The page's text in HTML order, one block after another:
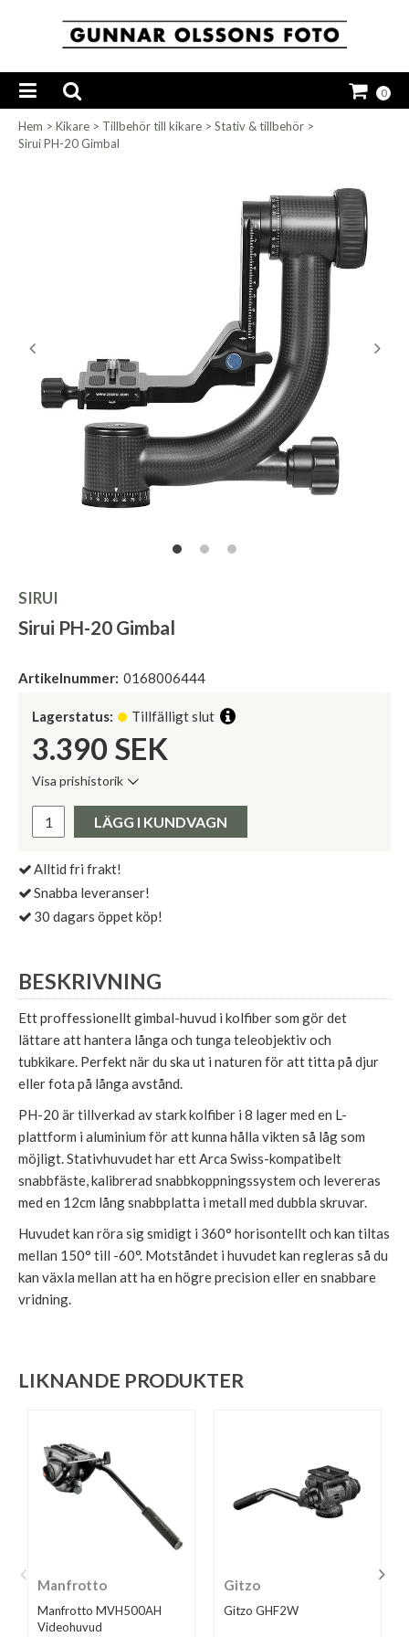
0
Hem > Kikare > Tillbehör till kikare > Stativ & tillbehör >
Sirui PH-20 Gimbal
SIRUI
Sirui PH-20 Gimbal
Artikelnummer: 0168006444
Lagerstatus: Tillfälligt slut
3.390 SEK
Visa prishistorik
Pris:
LÄGG I KUNDVAGN
Alltid fri frakt!
Snabba leveranser!
30 dagars öppet köp!
BESKRIVNING
Ett proffessionellt gimbal-huvud i kolfiber som gör det
lättare att hantera långa och tunga teleobjektiv och
tubkikare. Perfekt när du ska ut i naturen för att titta på djur
eller fota på långa avstånd.
PH-20 är tillverkad av stark kolfiber i 8 lager med en L-
plattform i aluminium för att kunna hålla vikten så låg som
möjligt. Stativhuvudet har ett Arca Swiss-kompatibelt
snabbfäste, kalibrerad snabbkoppningssystem och levereras
med en 12cm lång snabbplatta i metall med dubbla skruvar.
Huvudet kan röra sig smidigt i 360° horisontellt och kan tiltas
mellan 150° till -60°. Motståndet i huvudet kan regleras så du
kan växla mellan att ha en högre precision eller en snabbare
vridning.
LIKNANDE PRODUKTER
Manfrotto
Manfrotto MVH500AH
Videohuvud
Gitzo
Gitzo GHF2W